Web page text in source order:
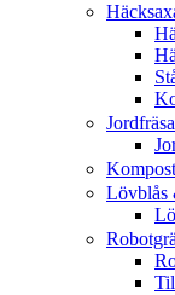
Lövblås